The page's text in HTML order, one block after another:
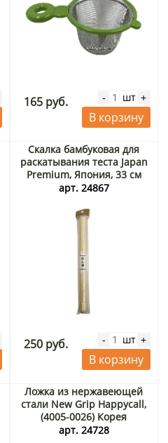
165 руб. - шт +
В корзину
Скалка бамбуковая для
раскатывания теста Japan
Premium, Япония, 33 см
арт. 24867
250 руб. - шт +
В корзину
Ложка из нержавеющей
стали New Grip Happycall,
(4005-0026) Корея
арт. 24728